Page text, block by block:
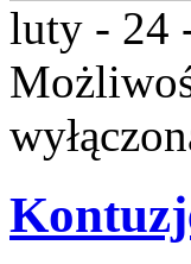
luty - 24